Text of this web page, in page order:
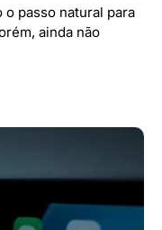
o passo natural para
ainda não